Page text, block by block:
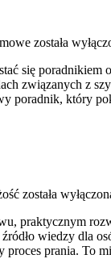
została
się
związanych z
poradnik, który
została
praktycznym
wiedzy dla
prania.